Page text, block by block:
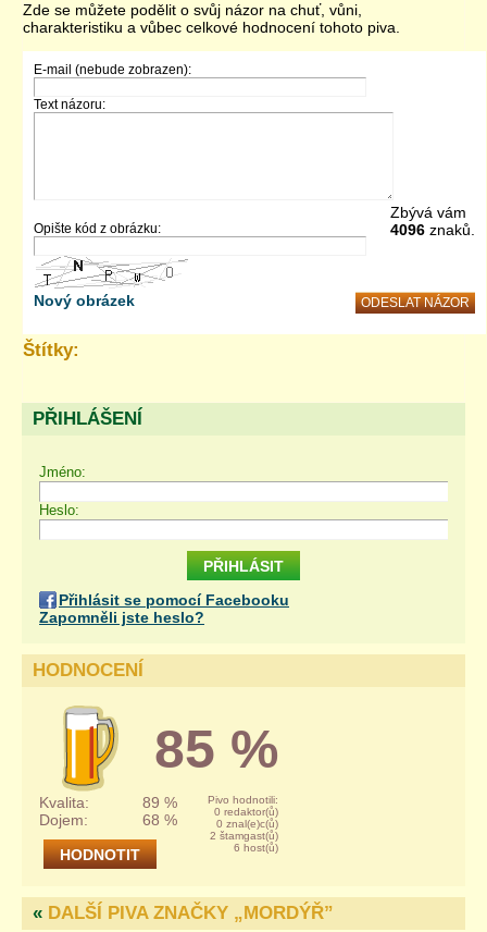
Zde se můžete podělit o svůj názor na chuť, vůni,
charakteristiku a vůbec celkové hodnocení tohoto piva.
E-mail (nebude zobrazen):
Text názoru:
Zbývá vám
4096 znaků.
Opište kód z obrázku:
Nový obrázek
Štítky:
PŘIHLÁŠENÍ
Jméno:
Heslo:
Přihlásit se pomocí Facebooku
Zapomněli jste heslo?
HODNOCENÍ
85 %
Kvalita: 89 %
Pivo hodnotili:
0 redaktor(ů)
0 znal(e)c(ů)
2 štamgast(ů)
6 host(ů)
Dojem: 68 %
« DALŠÍ PIVA ZNAČKY „MORDÝŘ”